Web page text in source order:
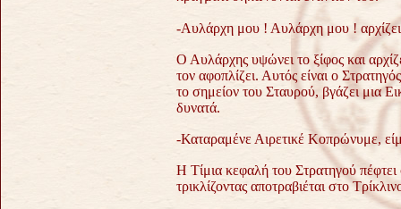
-Αυλάρχη μου ! Αυλάρχη μου !
Ο Αυλάρχης υψώνει το ξίφος και
τον αφοπλίζει. Αυτός είναι ο
το σημείον του Σταυρού, βγάζει μια
δυνατά.
-Καταραμένε Αιρετικέ Κοπρώνυμε,
Η Τίμια κεφαλή του Στρατηγού
τρικλίζοντας αποτραβιέται στο